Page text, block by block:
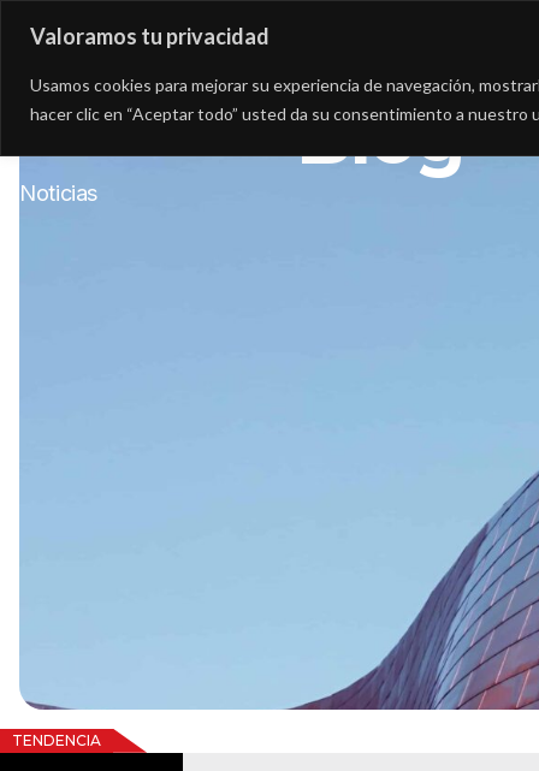
Valoramos tu privacidad
Usamos cookies para mejorar su experiencia de navegación,
hacer clic en “Aceptar todo” usted da su consentimiento a nuestro
Blog
Noticias
TENDENCIA